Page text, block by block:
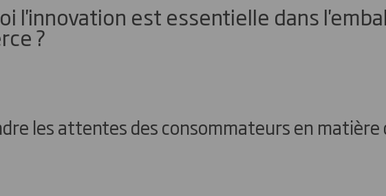
l'innovation est essentielle dans
?
les attentes des consommateurs en matière